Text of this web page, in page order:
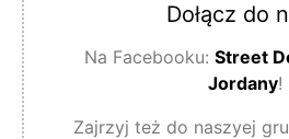
Dołącz do
Na Facebooku: Street
Jordany!
Zajrzyj też do naszyej